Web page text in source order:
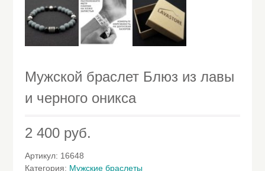
Мужской браслет Блюз из лавы
и черного оникса
2 400 руб.
Артикул: 16648
Категория: Мужские браслеты